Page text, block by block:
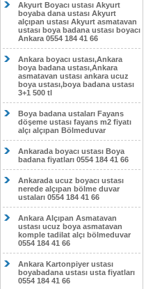
Akyurt Boyacı ustası Akyurt
boyaba dana ustası Akyurt
alçıpan ustası Akyurt asmatavan
ustası boya badana ustası boyacı
Ankara 0554 184 41 66
Ankara boyacı ustası,Ankara
boya badana ustası,Ankara
asmatavan ustası ankara ucuz
boya ustası,boya badana ustası
3+1 500 tl
Boya badana ustaları Fayans
döşeme ustası fayans m2 fiyatı
alçı alçıpan Bölmeduvar
Ankarada boyacı ustası Boya
badana fiyatları 0554 184 41 66
Ankarada ucuz boyacı ustası
nerede alçıpan bölme duvar
ustaları 0554 184 41 66
Ankara Alçıpan Asmatavan
ustası ucuz boya asmatavan
komple tadilat alçı bölmeduvar
0554 184 41 66
Ankara Kartonpiyer ustası
boyabadana ustası usta fiyatları
0554 184 41 66